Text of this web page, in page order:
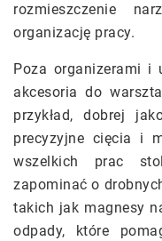
rozmieszczenie
organizację pracy.
Poza organizerami i
akcesoria do
przykład, dobrej
precyzyjne cięcia i
wszelkich prac
zapominać o
takich jak magnesy
odpady, które